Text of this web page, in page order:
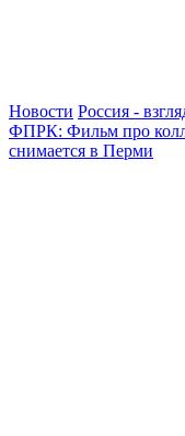
Новости Россия -
ФПРК: Фильм про
снимается в Перми